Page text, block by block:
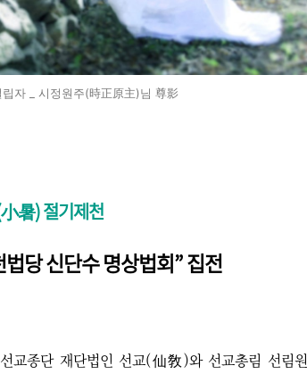
자 _ 시정원주(時正原主)님 尊影
暑) 절기제천
당 신단수 명상법회” 집전
교종단 재단법인 선교(仙敎)와 선교총림 선림원